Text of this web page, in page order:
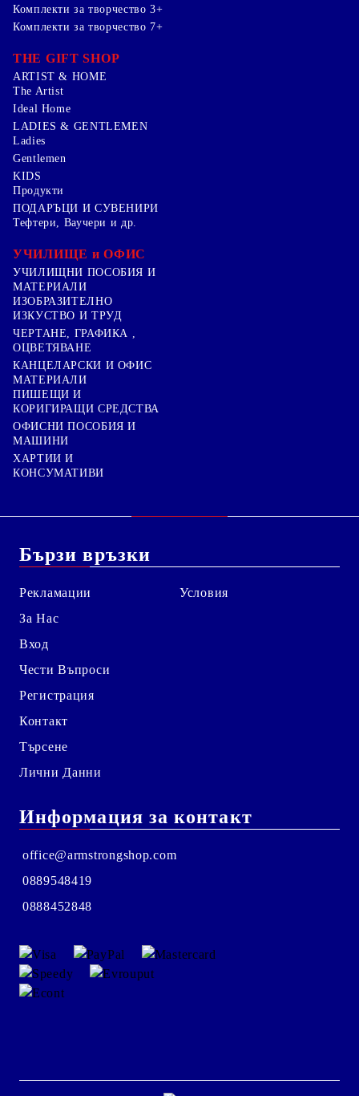
Комплекти за творчество 3+
Комплекти за творчество 7+
THE GIFT SHOP
ARTIST & HOME
The Artist
Ideal Home
LADIES & GENTLEMEN
Ladies
Gentlemen
KIDS
Продукти
ПОДАРЪЦИ И СУВЕНИРИ
Тефтери, Ваучери и др.
УЧИЛИЩЕ и ОФИС
УЧИЛИЩНИ ПОСОБИЯ И
МАТЕРИАЛИ
ИЗОБРАЗИТЕЛНО
ИЗКУСТВО И ТРУД
ЧЕРТАНЕ, ГРАФИКА ,
ОЦВЕТЯВАНЕ
КАНЦЕЛАРСКИ И ОФИС
МАТЕРИАЛИ
ПИШЕЩИ И
КОРИГИРАЩИ СРЕДСТВА
ОФИСНИ ПОСОБИЯ И
МАШИНИ
ХАРТИИ И
КОНСУМАТИВИ
Бързи връзки
Рекламации
За Нас
Вход
Чести Въпроси
Регистрация
Контакт
Търсене
Лични Данни
Условия
Информация за контакт
office@armstrongshop.com
0889548419
0888452848